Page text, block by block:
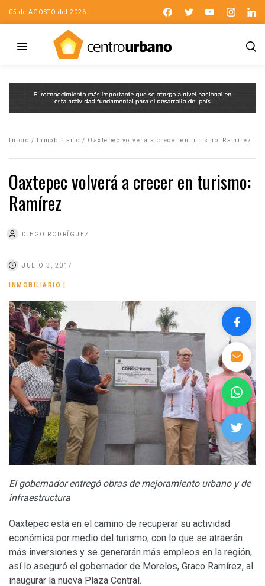
05 de AGOSTO del 2026
Inicio / Inmobiliario / Oaxtepec volverá a crecer en turismo: Ramírez
Oaxtepec volverá a crecer en turismo:
Ramírez
DIEGO RODRÍGUEZ
JULIO 3, 2017
INMOBILIARIO
El gobernador entregó obras de mejoramiento urbano y de
infraestructura
Oaxtepec está en el camino de recuperar su actividad
económica por medio del turismo, con lo que se atraerán
más inversiones y se generarán más empleos en la región,
así lo aseguró el gobernador de Morelos, Graco Ramírez, al
inaugurar la nueva Plaza Central.